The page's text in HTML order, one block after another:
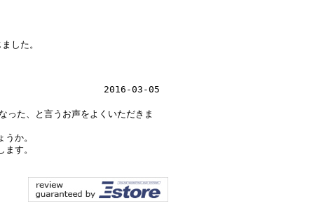
した。
2016-03-05
た、と言うお声をよくいただきま
か。
す。